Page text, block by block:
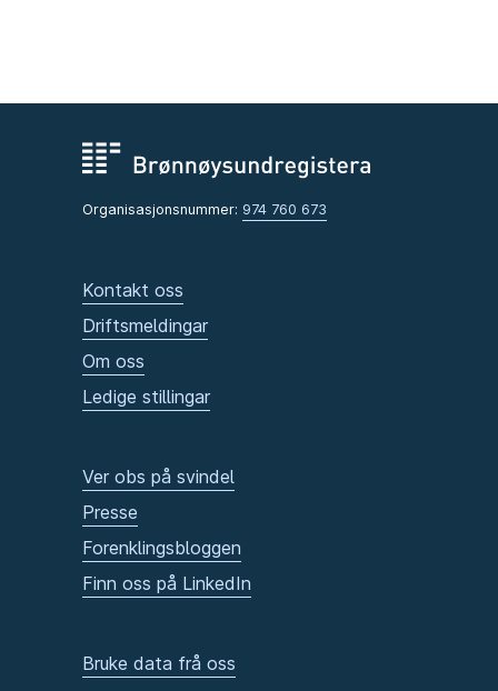
Organisasjonsnummer: 974 760 673
Kontakt oss
Driftsmeldingar
Om oss
Ledige stillingar
Ver obs på svindel
Presse
Forenklingsbloggen
Finn oss på LinkedIn
Bruke data frå oss